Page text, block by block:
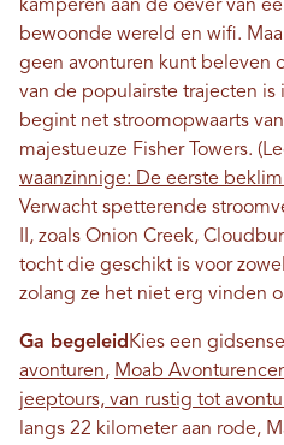
kamperen aan de oever van
bewoonde wereld en wifi.
geen avonturen kunt beleven
van de populairste trajecten is
begint net stroomopwaarts
majestueuze Fisher Towers.
waanzinnige: De eerste
Verwacht spetterende
II, zoals Onion Creek,
tocht die geschikt is voor
zolang ze het niet erg vinden
Ga begeleid Kies een
avonturen, Moab
jeeptours, van rustig tot
langs 22 kilometer aan rode,